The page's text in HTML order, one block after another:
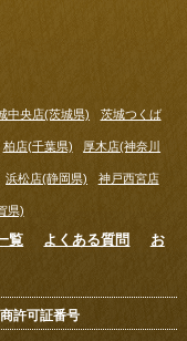
中央店(茨城県) 茨城つくば
柏店(千葉県) 厚木店(神奈川
浜松店(静岡県) 神戸西宮店
県)
覧 よくある質問
お
許可証番号